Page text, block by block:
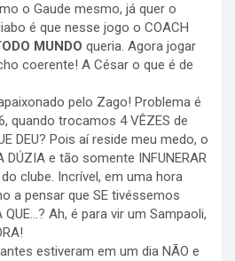
o Gaude mesmo, já quer o
é que nesse jogo o COACH
MUNDO queria. Agora jogar
coerente! A César o que é de
pelo Zago! Problema é
quando trocamos 4 VÊZES de
DEU? Pois aí reside meu medo, o
DÚZIA e tão somente INFUNERAR
clube. Incrível, em uma hora
a pensar que SE tivéssemos
Ah, é para vir um Sampaoli,
estiveram em um dia NÃO e